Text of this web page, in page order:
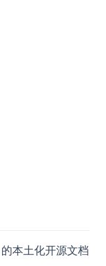
本土化开源文档